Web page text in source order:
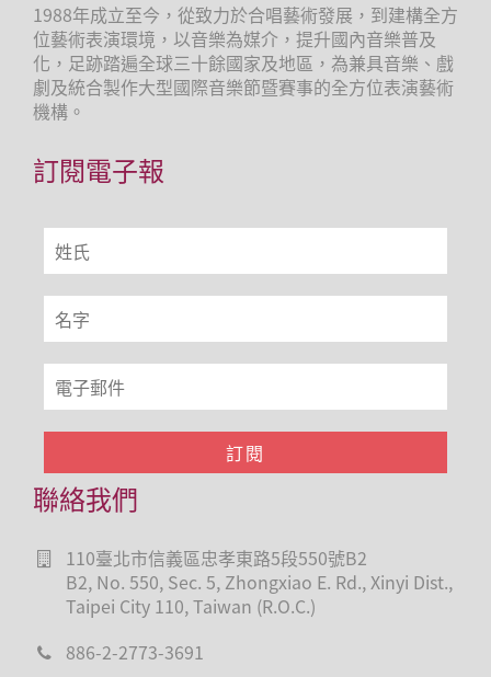
1988年成立至今，從致力於合唱藝術發展，到建構全方
位藝術表演環境，以音樂為媒介，提升國內音樂普及
化，足跡踏遍全球三十餘國家及地區，為兼具音樂、戲
劇及統合製作大型國際音樂節暨賽事的全方位表演藝術
機構。
訂閱電子報
聯絡我們
110臺北市信義區忠孝東路5段550號B2
B2, No. 550, Sec. 5, Zhongxiao E. Rd., Xinyi Dist.,
Taipei City 110, Taiwan (R.O.C.)
886-2-2773-3691